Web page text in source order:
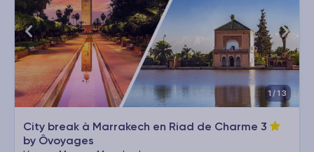
1/13
City break à Marrakech en Riad de Charme 3
by Ôvoyages